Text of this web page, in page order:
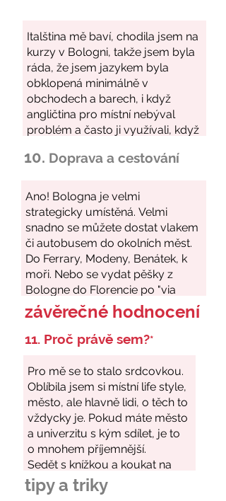
10. Doprava a cestování
závěrečné hodnocení
11. Proč právě sem?*
tipy a triky